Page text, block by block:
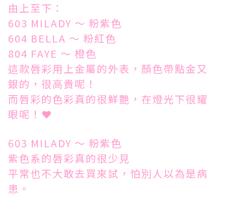
由上至下：
603 MILADY ～ 粉紫色
604 BELLA ～ 粉紅色
804 FAYE ～ 橙色
這款唇彩用上金屬的外表，顏色帶點金又
銀的，很高貴呢！
而唇彩的色彩真的很鮮艷，在燈光下很耀
眼呢！❤
603 MILADY ～ 粉紫色
紫色系的唇彩真的很少見
平常也不大敢去買來試，怕別人以為是病
患。